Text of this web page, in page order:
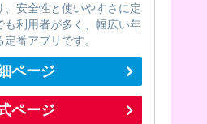
安全性と使いやすさに定
も利用者が多く、幅広い年
番アプリです。
ページ
ページ